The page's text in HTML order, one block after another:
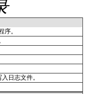
序。
日志文件。